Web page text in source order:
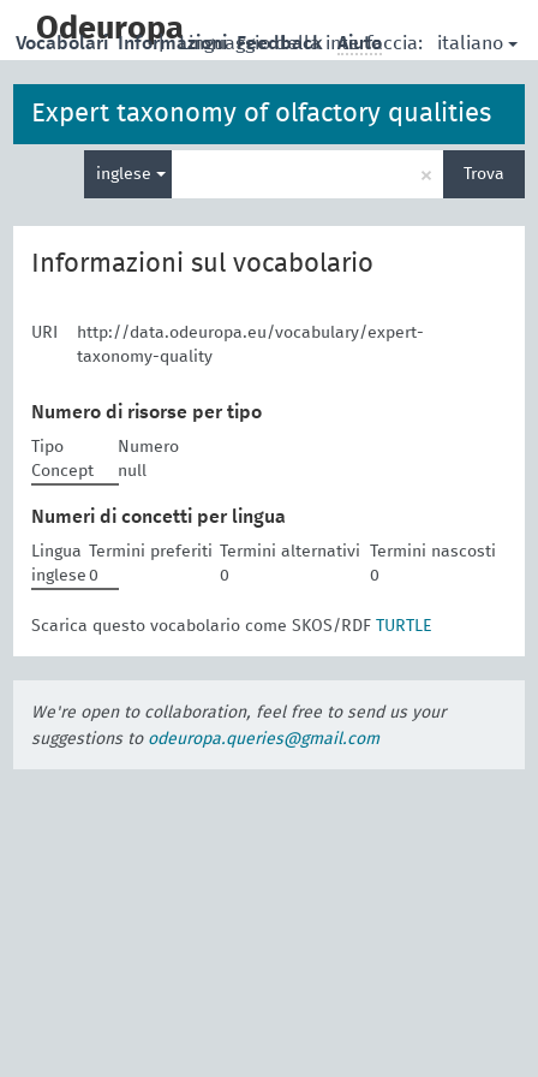
main
Odeuropa
| Linguaggio della interfaccia: italiano
Vocabolari Informazioni Feedback Aiuto
Expert taxonomy of olfactory qualities
inglese
per
la
× Trova
Informazioni sul vocabolario
URI
http://data.odeuropa.eu/vocabulary/expert-
taxonomy-quality
Numero di risorse per tipo
Tipo
Numero
Concept
null
Numeri di concetti per lingua
Lingua Termini preferiti Termini alternativi
Termini nascosti
inglese 0 0 0
Scarica questo vocabolario come SKOS/RDF TURTLE
We're open to collaboration, feel free to send us your
suggestions to odeuropa.queries@gmail.com